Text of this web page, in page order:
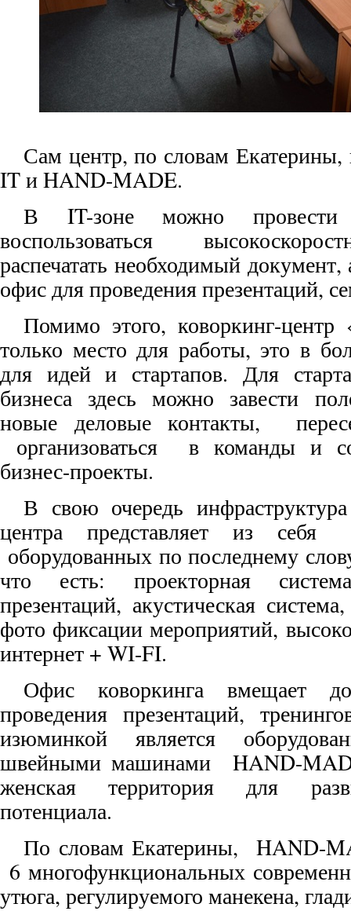
Сам центр, по словам Екатерины,
IT и HAND-MADE.
В IT-зоне можно провести
воспользоваться
распечатать необходимый документ,
офис для проведения презентаций,
Помимо этого, коворкинг-
только место для работы, это в
для идей и стартапов. Для
бизнеса здесь можно завести
новые деловые контакты,
организоваться в команды и
бизнес-проекты.
В свою очередь
центра представляет из себя
оборудованных по последнему
что есть: проекторная
презентаций, акустическая
фото фиксации мероприятий,
интернет + WI-FI.
Офис коворкинга вмещает
проведения презентаций,
изюминкой является
швейными машинами HAND-
женская территория для
потенциала.
По словам Екатерины, HAND-
6 многофункциональных
утюга, регулируемого манекена,